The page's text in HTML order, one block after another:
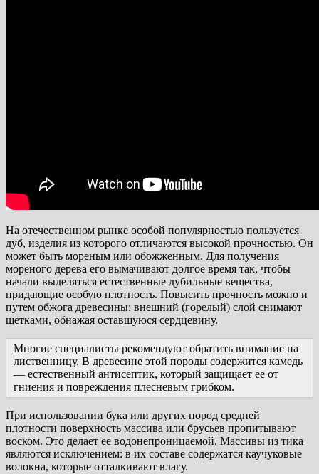
На отечественном рынке особой популярностью пользуется
дуб, изделия из которого отличаются высокой прочностью. Он
может быть мореным или обожженным. Для получения
мореного дерева его вымачивают долгое время так, чтобы
начали выделяться естественные дубильные вещества,
придающие особую плотность. Повысить прочность можно и
путем обжога древесины: внешний (горелый) слой снимают
щетками, обнажая оставшуюся сердцевину.
Многие специалисты рекомендуют обратить внимание на
лиственницу. В древесине этой породы содержится камедь
— естественный антисептик, который защищает ее от
гниения и повреждения плесневым грибком.
При использовании бука или других пород средней
плотности поверхность массива или брусьев пропитывают
воском. Это делает ее водонепроницаемой. Массивы из тика
являются исключением: в их составе содержатся каучуковые
волокна, которые отталкивают влагу.